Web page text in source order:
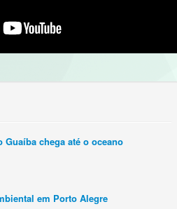
chega até o oceano
em Porto Alegre